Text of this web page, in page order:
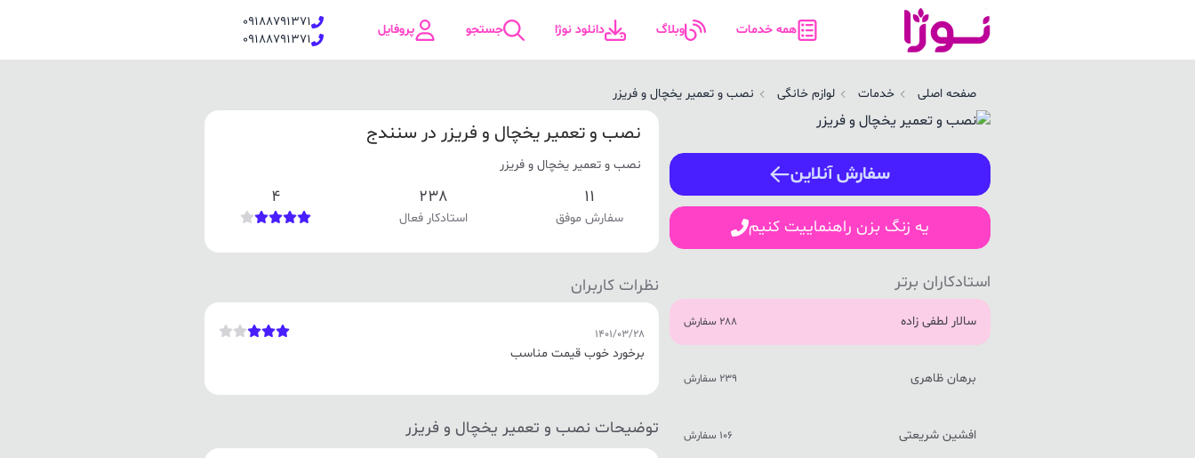
همه خدمات وبلاگ دانلود نوژا جستجو پروفایل
09188791371
09188791371
صفحه اصلی خدمات لوازم خانگی نصب و تعمیر یخچال و فریزر
سفارش آنلاین
یه زنگ بزن راهنماییت کنیم
ورود / ثبت نام
شماره همراه
استادکاران برتر
سالار لطفی زاده 288 سفارش
برهان ظاهری 239 سفارش
افشین شریعتی 106 سفارش
نصب و تعمیر یخچال و فریزر در سنندج
نصب و تعمیر یخچال و فریزر
11
سفارش موفق
238
استادکار فعال
4
نظرات کاربران
1401/03/28
برخورد خوب قیمت مناسب
توضیحات نصب و تعمیر یخچال و فریزر